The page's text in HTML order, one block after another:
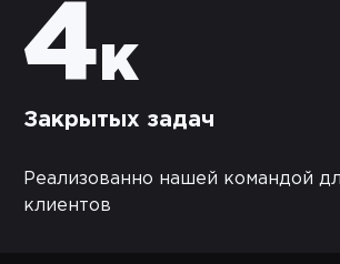
4к
Закрытых задач
Реализованно нашей командой
клиентов